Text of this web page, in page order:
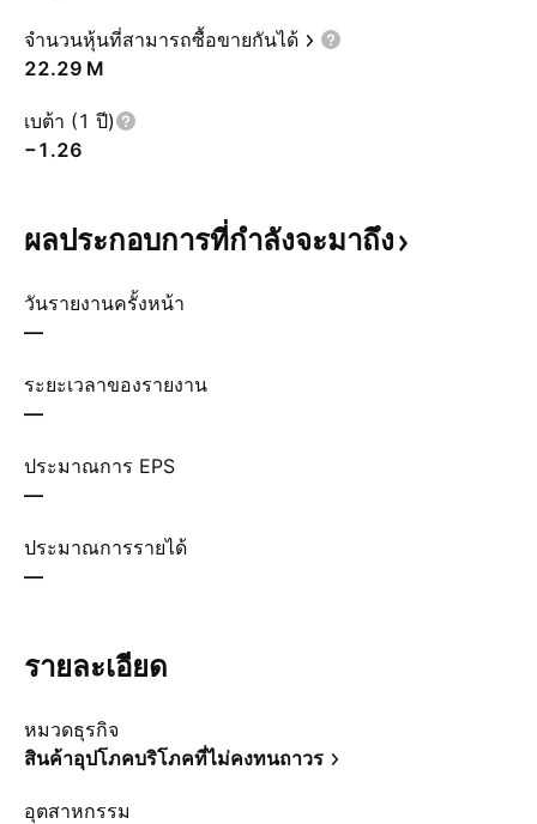
จำนวนหุ้นที่สามารถซื้อขายกันได้
‪22.29 M‬
เบต้า (1 ปี)
−1.26
ผลประกอบการที่กำลังจะมาถึง
วันรายงานครั้งหน้า
—
ระยะเวลาของรายงาน
—
ประมาณการ EPS
—
ประมาณการรายได้
—
รายละเอียด
หมวดธุรกิจ
สินค้าอุปโภคบริโภคที่ไม่คงทนถาวร
อุตสาหกรรม